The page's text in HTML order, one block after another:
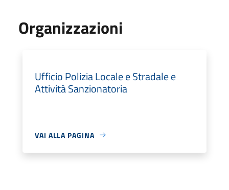
Organizzazioni
Ufficio Polizia Locale e Stradale e
Attività Sanzionatoria
VAI ALLA PAGINA